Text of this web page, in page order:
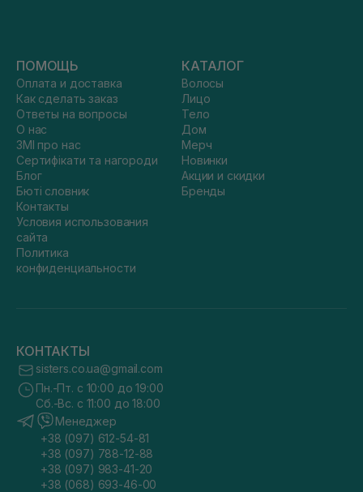
ПОМОЩЬ
Оплата и доставка
Как сделать заказ
Ответы на вопросы
О нас
ЗМІ про нас
Сертифікати та нагороди
Блог
Бюті словник
Контакты
Условия использования
сайта
Политика
конфиденциальности
КАТАЛОГ
Волосы
Лицо
Тело
Дом
Мерч
Новинки
Акции и скидки
Бренды
КОНТАКТЫ
sisters.co.ua@gmail.com
Пн.-Пт. с 10:00 до 19:00
Сб.-Вс. с 11:00 до 18:00
Менеджер
+38 (097) 612-54-81
+38 (097) 788-12-88
+38 (097) 983-41-20
+38 (068) 693-46-00